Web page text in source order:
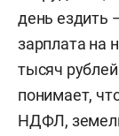
день ездить
зарплата на
тысяч
понимает,
НДФЛ,